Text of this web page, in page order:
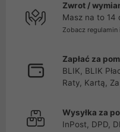
Zwrot /
Masz na to 14
Zobacz regulamin
Zapłać za
BLIK, BLIK
Raty, Kartą,
Wysyłka za
InPost, DPD,